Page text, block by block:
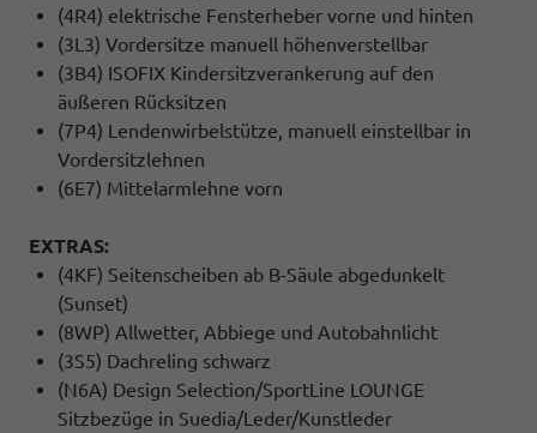
(4R4) elektrische Fensterheber vorne und hinten
(3L3) Vordersitze manuell höhenverstellbar
(3B4) ISOFIX Kindersitzverankerung auf den
äußeren Rücksitzen
(7P4) Lendenwirbelstütze, manuell einstellbar in
Vordersitzlehnen
(6E7) Mittelarmlehne vorn
EXTRAS:
(4KF) Seitenscheiben ab B-Säule abgedunkelt
(Sunset)
(8WP) Allwetter, Abbiege und Autobahnlicht
(3S5) Dachreling schwarz
(N6A) Design Selection/SportLine LOUNGE
Sitzbezüge in Suedia/Leder/Kunstleder